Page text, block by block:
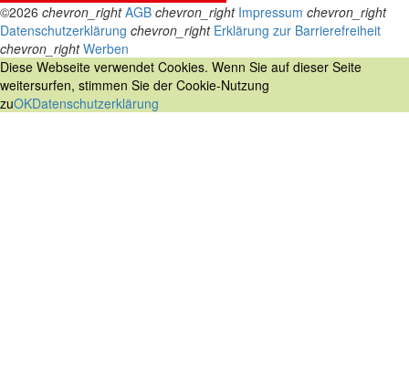
©2026 chevron_right AGB chevron_right Impressum chevron_right
Datenschutzerklärung chevron_right Erklärung zur Barrierefreiheit
chevron_right Werben
Diese Webseite verwendet Cookies. Wenn Sie auf dieser Seite
weitersurfen, stimmen Sie der Cookie-Nutzung
zuOKDatenschutzerklärung